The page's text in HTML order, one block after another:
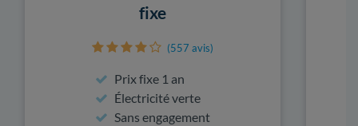
fixe
(557 avis)
Prix fixe 1 an
Électricité verte
Sans engagement